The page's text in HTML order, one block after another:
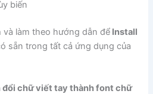
làm theo hướng dẫn để Install
sẵn trong tất cả ứng dụng của
đổi chữ viết tay thành font chữ